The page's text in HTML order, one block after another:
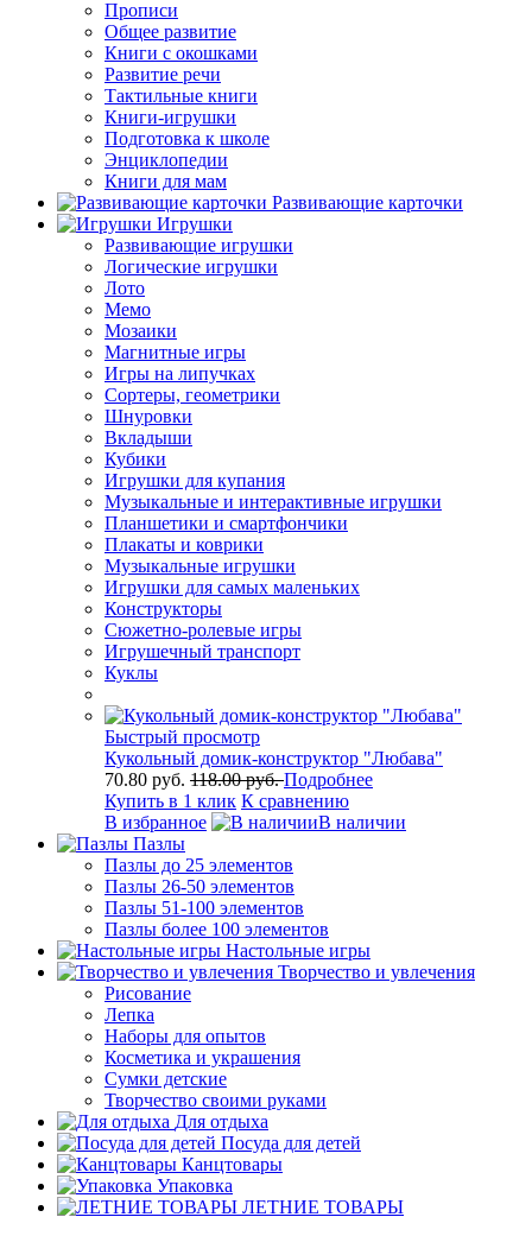
Прописи
Общее развитие
Книги с окошками
Развитие речи
Тактильные книги
Книги-игрушки
Подготовка к школе
Энциклопедии
Книги для мам
Развивающие карточки
Игрушки
Развивающие игрушки
Логические игрушки
Лото
Мемо
Мозаики
Магнитные игры
Игры на липучках
Сортеры, геометрики
Шнуровки
Вкладыши
Кубики
Игрушки для купания
Музыкальные и интерактивные игрушки
Планшетики и смартфончики
Плакаты и коврики
Музыкальные игрушки
Игрушки для самых маленьких
Конструкторы
Сюжетно-ролевые игры
Игрушечный транспорт
Куклы
Быстрый просмотр
Кукольный домик-конструктор "Любава"
70.80 руб. 118.00 руб.Подробнее
Купить в 1 клик К сравнению
В избранное
В наличии
Пазлы
Пазлы до 25 элементов
Пазлы 26-50 элементов
Пазлы 51-100 элементов
Пазлы более 100 элементов
Настольные игры
Творчество и увлечения
Рисование
Лепка
Наборы для опытов
Косметика и украшения
Сумки детские
Творчество своими руками
Для отдыха
Посуда для детей
Канцтовары
Упаковка
ЛЕТНИЕ ТОВАРЫ